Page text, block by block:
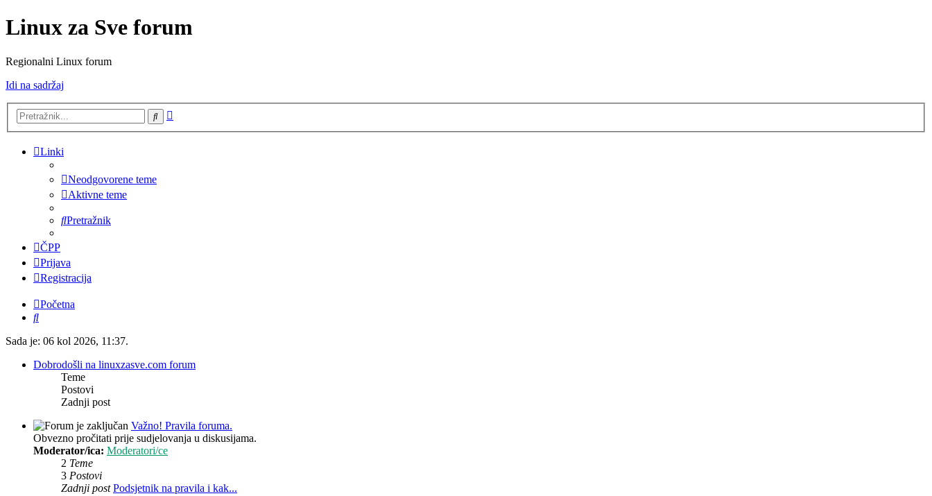
Linux za Sve forum
Regionalni Linux forum
Idi na sadržaj
Pretražnik
Linki
Neodgovorene teme
Aktivne teme
Pretražnik
ČPP
Prijava
Registracija
Početna
Pretražnik
Sada je: 06 kol 2026, 11:37.
Dobrodošli na linuxzasve.com forum
Teme
Postovi
Zadnji post
Važno! Pravila foruma.
Obvezno pročitati prije sudjelovanja u diskusijama.
Moderator/ica: Moderatori/ce
2 Teme
3 Postovi
Zadnji post Podsjetnik na pravila i kak...